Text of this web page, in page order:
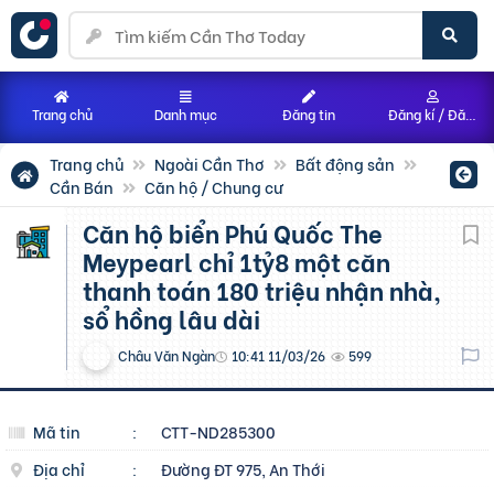
Trang chủ Ngoài Cần Thơ
Bất động sản
Cần Bán
Căn hộ / Chung cư
Căn hộ biển Phú Quốc The
Meypearl chỉ 1tỷ8 một căn
thanh toán 180 triệu nhận nhà,
sổ hồng lâu dài
Châu Văn Ngàn 10:41 11/03/26 599
Mã tin :
CTT-ND285300
Địa chỉ
:
Đường ĐT 975, An Thới
Trang chủ Danh mục Đăng tin